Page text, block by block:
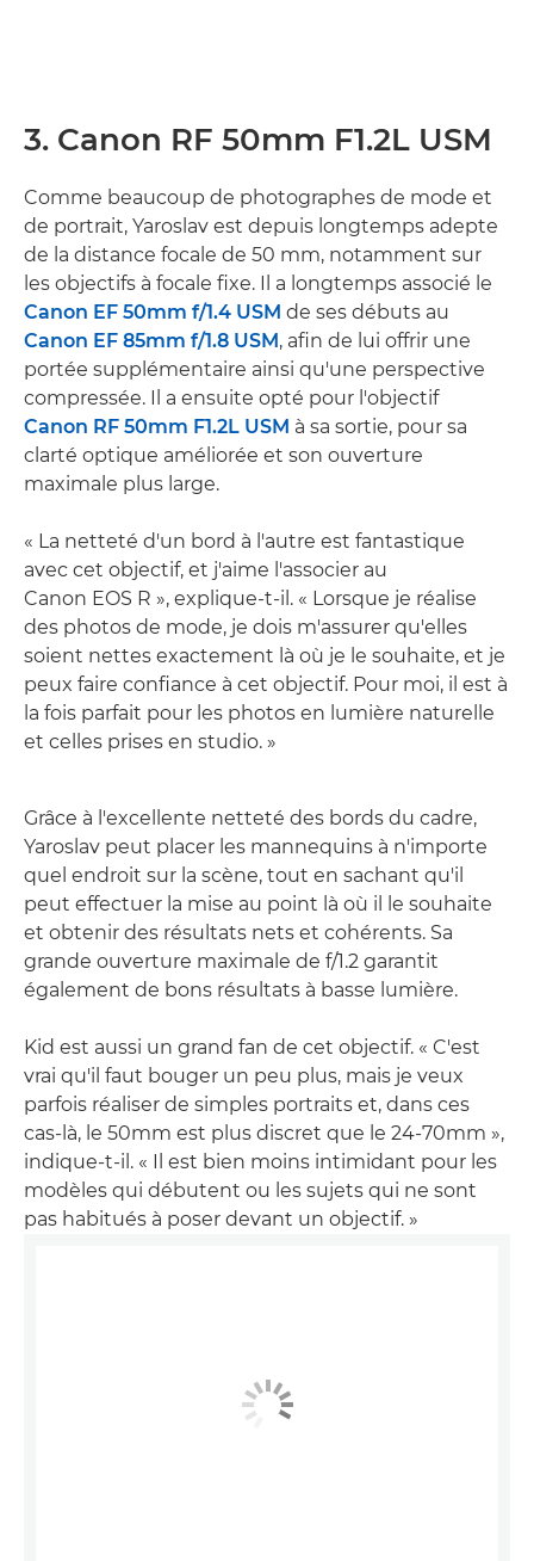
3. Canon RF 50mm F1.2L USM
Comme beaucoup de photographes de mode et
de portrait, Yaroslav est depuis longtemps adepte
de la distance focale de 50 mm, notamment sur
les objectifs à focale fixe. Il a longtemps associé le
Canon EF 50mm f/1.4 USM de ses débuts au
Canon EF 85mm f/1.8 USM , afin de lui offrir une
portée supplémentaire ainsi qu'une perspective
compressée. Il a ensuite opté pour l'objectif
Canon RF 50mm F1.2L USM à sa sortie, pour sa
clarté optique améliorée et son ouverture
maximale plus large.
« La netteté d'un bord à l'autre est fantastique
avec cet objectif, et j'aime l'associer au
Canon EOS R », explique-t-il. « Lorsque je réalise
des photos de mode, je dois m'assurer qu'elles
soient nettes exactement là où je le souhaite, et je
peux faire confiance à cet objectif. Pour moi, il est à
la fois parfait pour les photos en lumière naturelle
et celles prises en studio. »
Grâce à l'excellente netteté des bords du cadre,
Yaroslav peut placer les mannequins à n'importe
quel endroit sur la scène, tout en sachant qu'il
peut effectuer la mise au point là où il le souhaite
et obtenir des résultats nets et cohérents. Sa
grande ouverture maximale de f/1.2 garantit
également de bons résultats à basse lumière.
Kid est aussi un grand fan de cet objectif. « C'est
vrai qu'il faut bouger un peu plus, mais je veux
parfois réaliser de simples portraits et, dans ces
cas-là, le 50mm est plus discret que le 24-70mm »,
indique-t-il. « Il est bien moins intimidant pour les
modèles qui débutent ou les sujets qui ne sont
pas habitués à poser devant un objectif. »